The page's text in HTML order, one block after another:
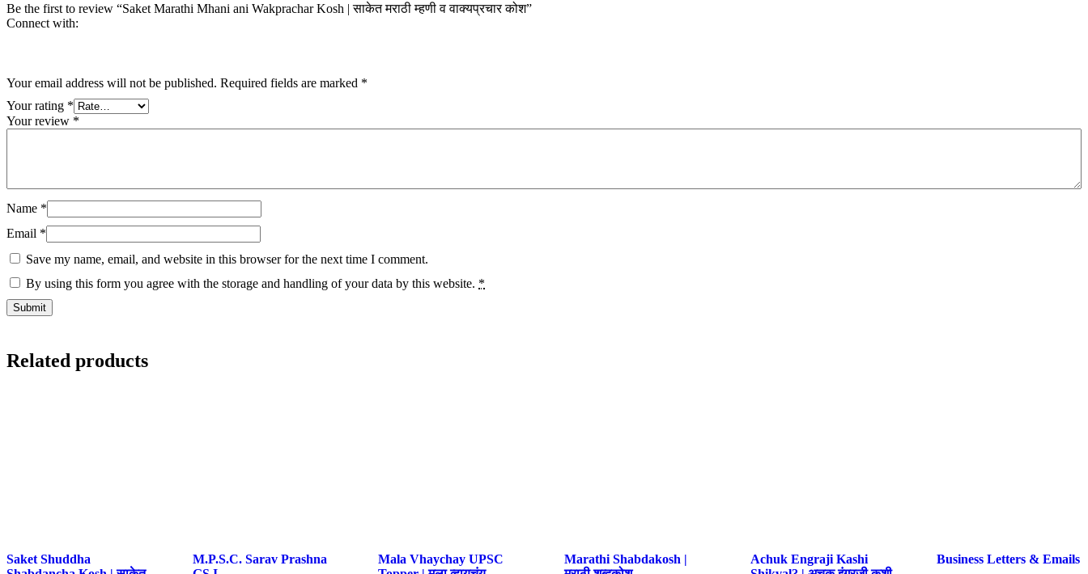
Be the first to review “Saket Marathi Mhani ani Wakprachar Kosh | साकेत मराठी म्हणी व वाक्यप्रचार कोश”
Connect with:
Your email address will not be published. Required fields are marked *
Your rating *
Your review *
Name *
Email *
Save my name, email, and website in this browser for the next time I comment.
By using this form you agree with the storage and handling of your data by this website. *
Related products
Saket Shuddha
M.P.S.C. Sarav Prashna
Mala Vhaychay UPSC
Marathi Shabdakosh |
Achuk Engraji Kashi
Business Letters & Emails